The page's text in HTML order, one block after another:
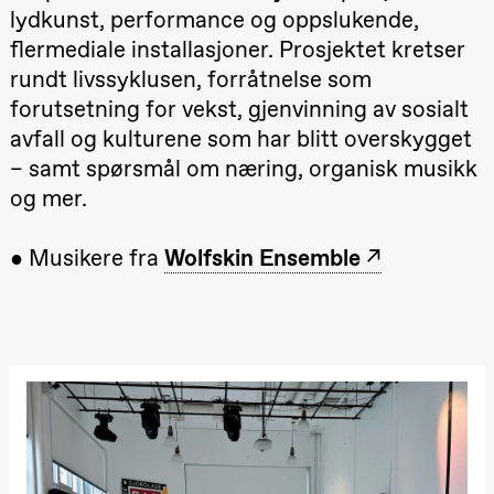
Hi sida
Store scene
(Black Box
teater)
Fredag 25. september
19.00
Rosalind
Goldberg
Ornate
Saturation
Store scene
Store scene
(Black Box
teater)
Søndag 27. september
lydkunst, performance og oppslukende,
flermediale installasjoner. Prosjektet kretser
rundt livssyklusen, forråtnelse som
forutsetning for vekst, gjenvinning av sosialt
avfall og kulturene som har blitt overskygget
– samt spørsmål om næring, organisk musikk
og mer.
● Musikere fraWolfskin Ensemble